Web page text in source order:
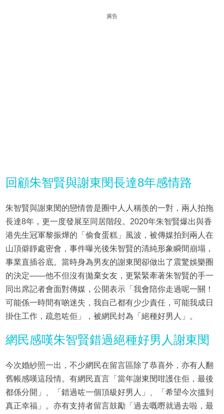
廣告
回顧朱智賢與謝東閔長達8年感情路
朱智賢與謝東閔的戀情曾是圈中人人稱羨的一對，兩人拍拖
長達8年，更一度發展至同居階段。2020年朱智賢爆出與香
港先生冠軍黎振燁的「偷食蛋糕」風波，被傳媒拍到兩人在
山頂僻靜處密會，事件曝光後朱智賢的清純形象瞬間崩塌，
事業直插谷底。當時身為男友的謝東閔卻做出了震驚娛樂圈
的決定——他不但沒有拋棄女友，更緊緊牽著朱智賢的手一
同出席記者會面對傳媒，公開表示「我會陪你走過呢一關！
可能係一時間有啲迷失，我自己都有少少責任，可能我成日
掛住工作，疏忽咗佢」，被網民封為「絕種好男人」。
網民感嘆朱智賢錯過絕種好男人謝東閔
今次婚紗照一出，不少網民在留言區除了恭喜外，亦有人翻
舊帳感嘆這段情。有網民直言「當年謝東閔咁護住佢，最後
都係分開」、「錯過咗一個頂級好男人」、「希望今次搵到
真正幸福」。亦有支持者留言鼓勵「過去嘅嘢就過去啦，最